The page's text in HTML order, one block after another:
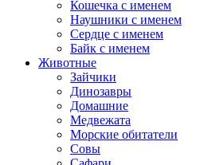
Кошечка с именем
Наушники с именем
Сердце с именем
Байк с именем
Животные
Зайчики
Динозавры
Домашние
Медвежата
Морские обитатели
Совы